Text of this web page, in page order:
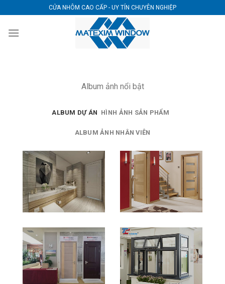
content
CỬA NHÔM CAO CẤP - UY TÍN CHUYÊN NGHIỆP
Album ảnh nổi bật
ALBUM DỰ ÁN HÌNH ẢNH SẢN PHẨM
ALBUM ẢNH NHÂN VIÊN